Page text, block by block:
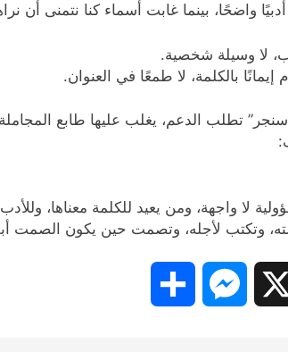
واضحًا، بينما غابت أسماء كنا نتمنى أن
لا وسيلة شخصية.
بالكلمة، لا طمعًا في العنوان.
تطلب الدعم، يغلب عليها طابع
لا واجهة، ومن يعيد للكلمة معناها،
وتكتب لأجله، وتصمت حين يكون الصمت
Messenger